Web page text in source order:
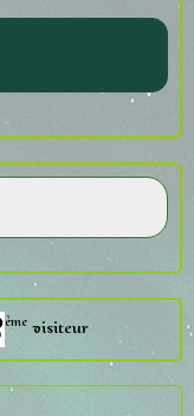
ème visiteur